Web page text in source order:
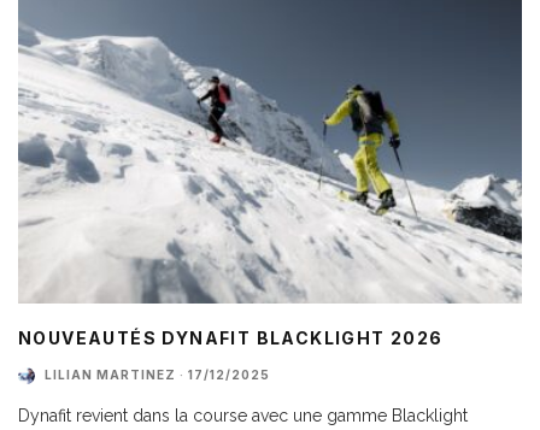
NOUVEAUTÉS DYNAFIT BLACKLIGHT 2026
LILIAN MARTINEZ · 17/12/2025
Dynafit revient dans la course avec une gamme Blacklight